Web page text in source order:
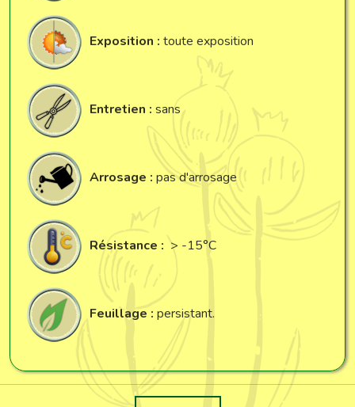
Exposition : toute exposition
Entretien : sans
Arrosage : pas d'arrosage
Résistance : > -15°C
Feuillage : persistant.